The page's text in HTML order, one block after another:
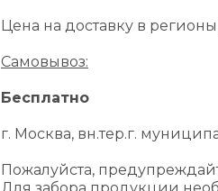
Цена на доставку в
Самовывоз:
Бесплатно
г. Москва, вн.тер.г.
Пожалуйста,